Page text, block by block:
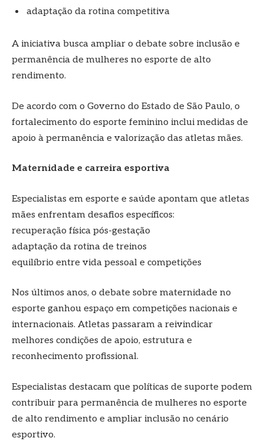
adaptação da rotina competitiva
A iniciativa busca ampliar o debate sobre inclusão e
permanência de mulheres no esporte de alto
rendimento.
De acordo com o Governo do Estado de São Paulo, o
fortalecimento do esporte feminino inclui medidas de
apoio à permanência e valorização das atletas mães.
Maternidade e carreira esportiva
Especialistas em esporte e saúde apontam que atletas
mães enfrentam desafios específicos:
recuperação física pós-gestação
adaptação da rotina de treinos
equilíbrio entre vida pessoal e competições
Nos últimos anos, o debate sobre maternidade no
esporte ganhou espaço em competições nacionais e
internacionais. Atletas passaram a reivindicar
melhores condições de apoio, estrutura e
reconhecimento profissional.
Especialistas destacam que políticas de suporte podem
contribuir para permanência de mulheres no esporte
de alto rendimento e ampliar inclusão no cenário
esportivo.